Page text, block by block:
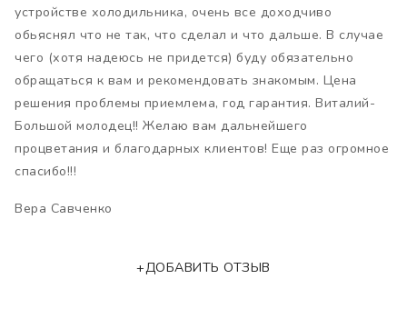
устройстве холодильника, очень все доходчиво
обьяснял что не так, что сделал и что дальше. В случае
чего (хотя надеюсь не придется) буду обязательно
обращаться к вам и рекомендовать знакомым. Цена
решения проблемы приемлема, год гарантия. Виталий-
Большой молодец!! Желаю вам дальнейшего
процветания и благодарных клиентов! Еще раз огромное
спасибо!!!
Вера Савченко
+ДОБАВИТЬ ОТЗЫВ